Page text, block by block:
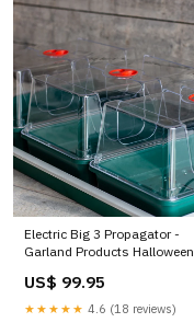
Electric Big 3 Propagator -
Garland Products Halloween
US$ 99.95
★★★★★ 4.6 (18 reviews)